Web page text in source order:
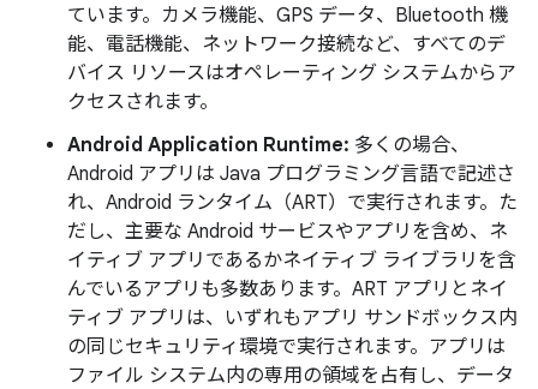
ています。カメラ機能、GPS データ、Bluetooth 機
能、電話機能、ネットワーク接続など、すべてのデ
バイス リソースはオペレーティング システムからア
クセスされます。
Android Application Runtime: 多くの場合、
Android アプリは Java プログラミング言語で記述さ
れ、Android ランタイム（ART）で実行されます。た
だし、主要な Android サービスやアプリを含め、ネ
イティブ アプリであるかネイティブ ライブラリを含
んでいるアプリも多数あります。ART アプリとネイ
ティブ アプリは、いずれもアプリ サンドボックス内
の同じセキュリティ環境で実行されます。アプリは
ファイル システム内の専用の領域を占有し、データ